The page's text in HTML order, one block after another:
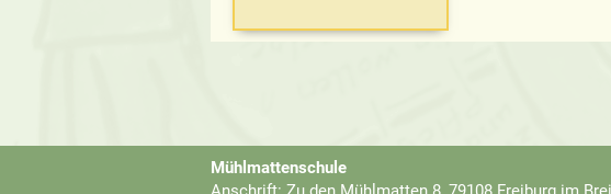
Mühlmattenschule